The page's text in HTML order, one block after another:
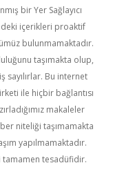
bir Yer Sağlayıcı
içerikleri proaktif
bulunmamaktadır.
taşımakta olup,
sayılırlar. Bu internet
ile hiçbir bağlantısı
makaleler
niteliği taşımamakta
yapılmamaktadır.
tamamen tesadüfidir.